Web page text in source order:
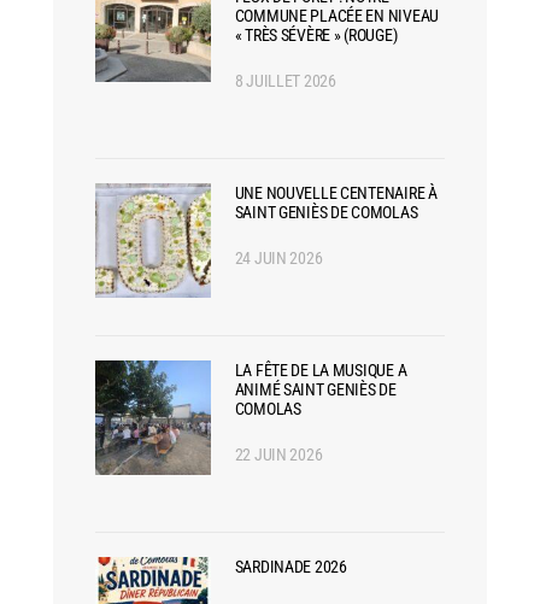
COMMUNE PLACÉE EN NIVEAU
« TRÈS SÉVÈRE » (ROUGE)
8 JUILLET 2026
UNE NOUVELLE CENTENAIRE À
SAINT GENIÈS DE COMOLAS
24 JUIN 2026
LA FÊTE DE LA MUSIQUE A
ANIMÉ SAINT GENIÈS DE
COMOLAS
22 JUIN 2026
SARDINADE 2026